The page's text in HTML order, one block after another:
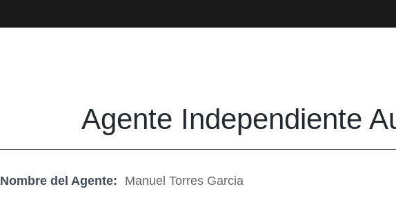
Agente Independiente
Nombre del Agente:
Manuel Torres Garcia